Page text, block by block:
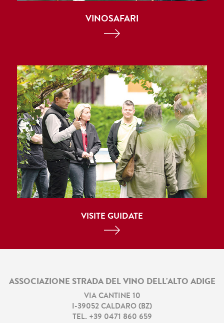
VINOSAFARI
VISITE GUIDATE
ASSOCIAZIONE STRADA DEL VINO DELL'ALTO ADIGE
VIA CANTINE 10
-39052 CALDARO ( BZ)
TEL. +39 0471 860 659